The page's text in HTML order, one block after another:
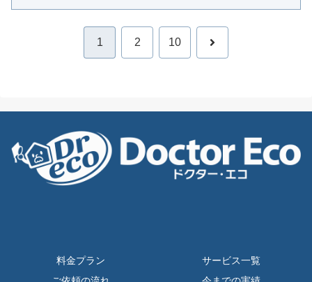
1 2 10 次
料金プラン
サービス一覧